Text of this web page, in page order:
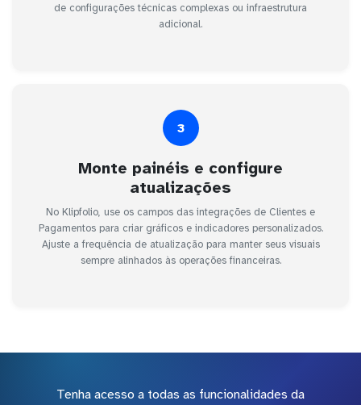
de configurações técnicas complexas ou infraestrutura
adicional.
3
Monte painéis e configure
atualizações
No Klipfolio, use os campos das integrações de Clientes e
Pagamentos para criar gráficos e indicadores personalizados.
Ajuste a frequência de atualização para manter seus visuais
sempre alinhados às operações financeiras.
Tenha acesso a todas as funcionalidades da